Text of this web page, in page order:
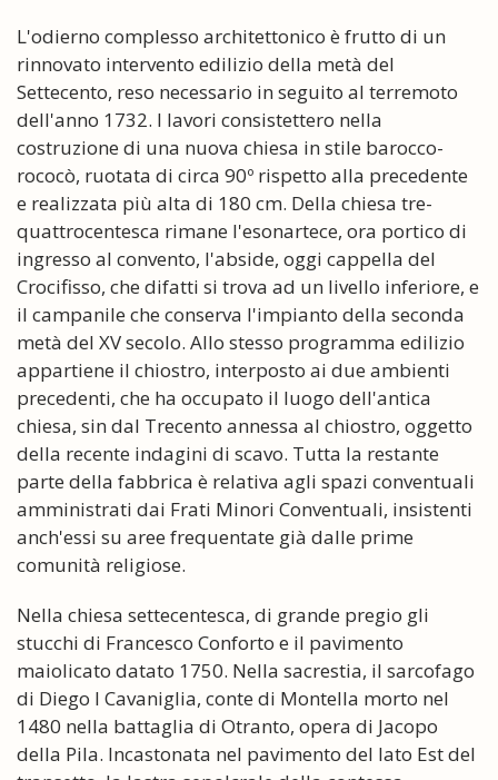
L'odierno complesso architettonico è frutto di un
rinnovato intervento edilizio della metà del
Settecento, reso necessario in seguito al terremoto
dell'anno 1732. I lavori consistettero nella
costruzione di una nuova chiesa in stile barocco-
rococò, ruotata di circa 90º rispetto alla precedente
e realizzata più alta di 180 cm. Della chiesa tre-
quattrocentesca rimane l'esonartece, ora portico di
ingresso al convento, l'abside, oggi cappella del
Crocifisso, che difatti si trova ad un livello inferiore, e
il campanile che conserva l'impianto della seconda
metà del XV secolo. Allo stesso programma edilizio
appartiene il chiostro, interposto ai due ambienti
precedenti, che ha occupato il luogo dell'antica
chiesa, sin dal Trecento annessa al chiostro, oggetto
della recente indagini di scavo. Tutta la restante
parte della fabbrica è relativa agli spazi conventuali
amministrati dai Frati Minori Conventuali, insistenti
anch'essi su aree frequentate già dalle prime
comunità religiose.
Nella chiesa settecentesca, di grande pregio gli
stucchi di Francesco Conforto e il pavimento
maiolicato datato 1750. Nella sacrestia, il sarcofago
di Diego I Cavaniglia, conte di Montella morto nel
1480 nella battaglia di Otranto, opera di Jacopo
della Pila. Incastonata nel pavimento del lato Est del